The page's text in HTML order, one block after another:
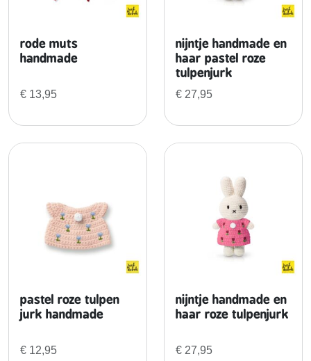
rode muts
handmade
€ 13,95
nijntje handmade en
haar pastel roze
tulpenjurk
€ 27,95
pastel roze tulpen
jurk handmade
€ 12,95
nijntje handmade en
haar roze tulpenjurk
€ 27,95